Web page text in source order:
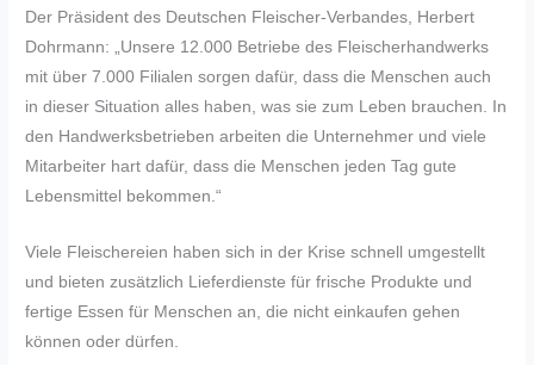
Der Präsident des Deutschen Fleischer-Verbandes, Herbert
Dohrmann: „Unsere 12.000 Betriebe des Fleischerhandwerks
mit über 7.000 Filialen sorgen dafür, dass die Menschen auch
in dieser Situation alles haben, was sie zum Leben brauchen. In
den Handwerksbetrieben arbeiten die Unternehmer und viele
Mitarbeiter hart dafür, dass die Menschen jeden Tag gute
Lebensmittel bekommen.“
Viele Fleischereien haben sich in der Krise schnell umgestellt
und bieten zusätzlich Lieferdienste für frische Produkte und
fertige Essen für Menschen an, die nicht einkaufen gehen
können oder dürfen.